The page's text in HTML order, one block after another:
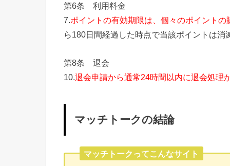
第6条 利用料金
7.ポイントの有効期限は、個々のポイントの
ら180日間経過した時点で当該ポイントは消
第8条 退会
10. 退会申請から通常24時間以内に退会処理
マッチトークの結論
マッチトークってこんなサイト